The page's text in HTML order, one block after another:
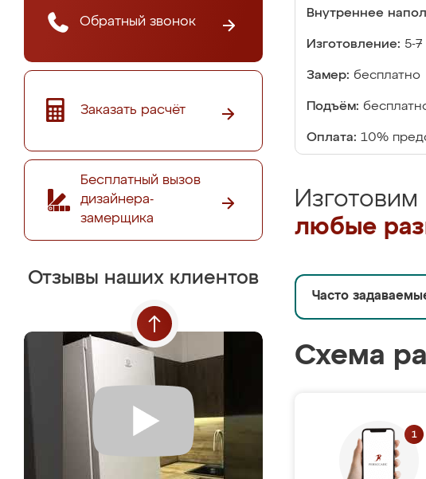
Обратный звонок
Заказать расчёт
Бесплатный вызов
дизайнера-
замерщика
Отзывы наших клиентов
Внутреннее
Изготовление: 5-
Замер: бесплатно
Подъём:
Оплата: 10%
любые
Часто
Схема